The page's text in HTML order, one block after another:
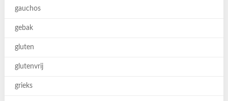
gauchos
gebak
gluten
glutenvrij
grieks